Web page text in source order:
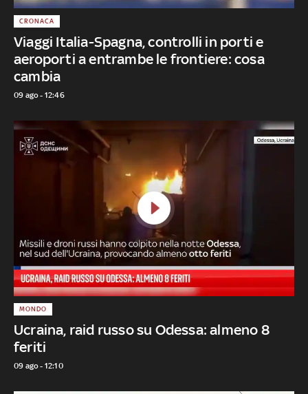
Viaggi Italia-Spagna, controlli in porti e
aeroporti a entrambe le frontiere: cosa
cambia
CRONACA
09 ago - 12:46
Ucraina, raid russo su Odessa: almeno 8
feriti
MONDO
09 ago - 12:10